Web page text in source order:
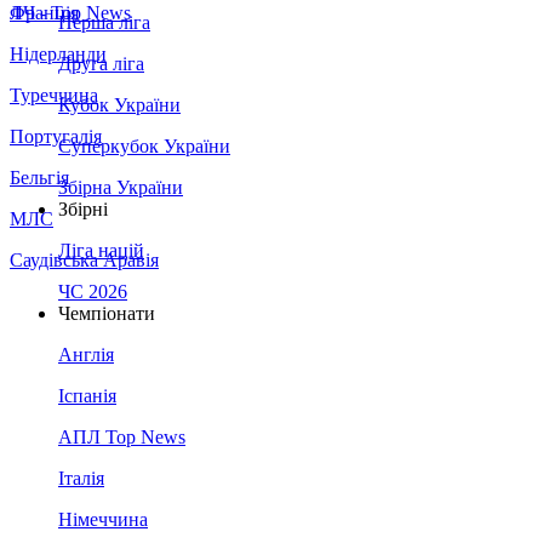
Франція
Нідерланди
Туреччина
Португалія
Бельгія
МЛС
Саудівська Аравія
ЛЧ - Top News
Перша ліга
Друга ліга
Кубок України
Суперкубок України
Збірна України
Збірні
Ліга націй
ЧС 2026
Чемпіонати
Англія
Іспанія
АПЛ Top News
Італія
Німеччина